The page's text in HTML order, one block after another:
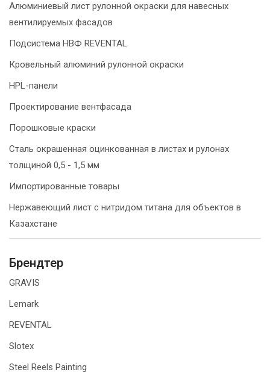
Алюминиевый лист рулонной окраски для навесных
вентилируемых фасадов
Подсистема НВФ REVENTAL
Кровельный алюминий рулонной окраски
HPL-панели
Проектирование вентфасада
Порошковые краски
Сталь окрашенная оцинкованная в листах и рулонах
толщиной 0,5 - 1,5 мм
Импортированные товары
Нержавеющий лист с нитридом титана для объектов в
Казахстане
Брендтер
GRAVIS
Lemark
REVENTAL
Slotex
Steel Reels Painting